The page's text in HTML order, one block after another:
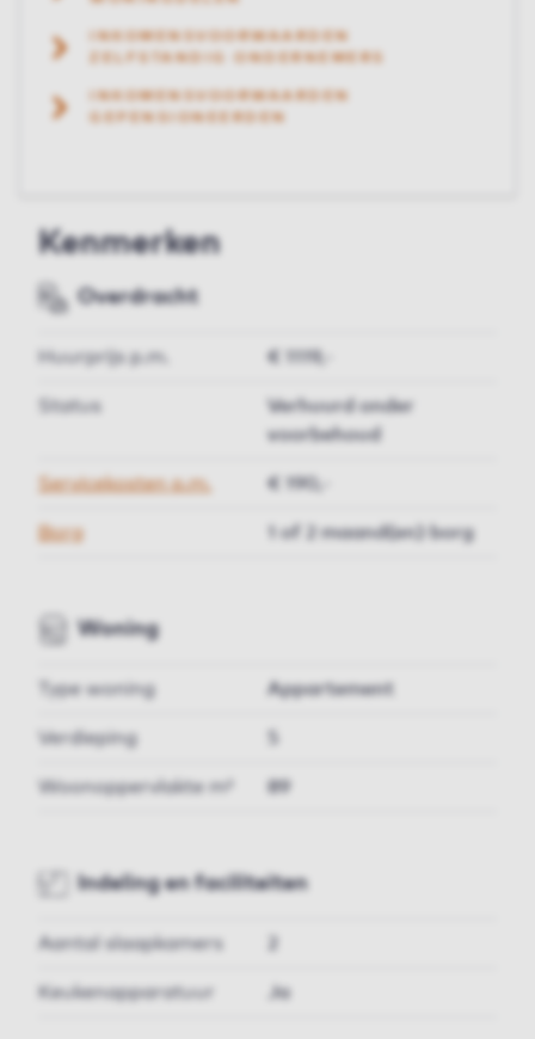
INKOMENSVOORWAARDEN
ZELFSTANDIG ONDERNEMERS
INKOMENSVOORWAARDEN
GEPENSIONEERDEN
Kenmerken
Overdracht
Huurprijs p.m. € 1119,-
Status
Verhuurd onder
voorbehoud
Servicekosten p.m. € 190,-
Borg 1 of 2 maand(en) borg
Woning
Type woning Appartement
Verdieping
Woonoppervlakte m² 89
Indeling en faciliteiten
Aantal slaapkamers
Keukenapparatuur Ja